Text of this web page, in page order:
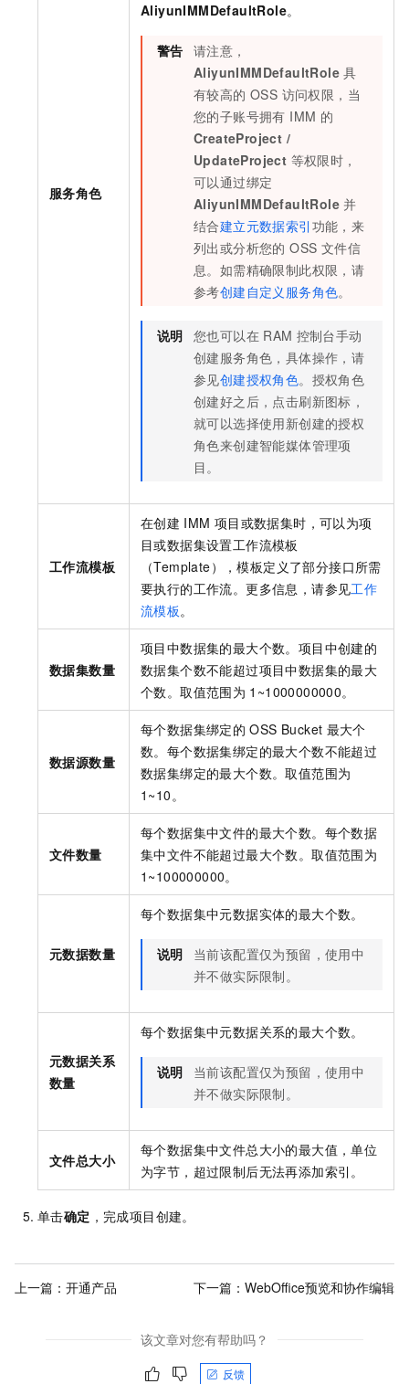
服务角色
AliyunIMMDefaultRole。
警告 请注意，
AliyunIMMDefaultRole 具
有较高的 OSS 访问权限，当
您的子账号拥有 IMM 的
CreateProject /
UpdateProject 等权限时，
可以通过绑定
AliyunIMMDefaultRole 并
结合建立元数据索引 功能，来
列出或分析您的 OSS 文件信
息。如需精确限制此权限，请
参考创建自定义服务角色。
说明 您也可以在 RAM 控制台手动
创建服务角色，具体操作，请
参见创建授权角色。授权角色
创建好之后，点击刷新图标，
就可以选择使用新创建的授权
角色来创建智能媒体管理项
目。
工作流模板
在创建 IMM 项目或数据集时，可以为项
目或数据集设置工作流模板
（Template），模板定义了部分接口所需
要执行的工作流。更多信息，请参见工作
流模板。
数据集数量
项目中数据集的最大个数。项目中创建的
数据集个数不能超过项目中数据集的最大
个数。取值范围为 1~1000000000。
数据源数量
每个数据集绑定的 OSS Bucket 最大个
数。每个数据集绑定的最大个数不能超过
数据集绑定的最大个数。取值范围为
1~10。
文件数量
每个数据集中文件的最大个数。每个数据
集中文件不能超过最大个数。取值范围为
1~100000000。
元数据数量
每个数据集中元数据实体的最大个数。
说明
当前该配置仅为预留，使用中
并不做实际限制。
元数据关系
数量
每个数据集中元数据关系的最大个数。
说明
当前该配置仅为预留，使用中
并不做实际限制。
文件总大小
每个数据集中文件总大小的最大值，单位
为字节，超过限制后无法再添加索引。
单击确定 ，完成项目创建。
上一篇： 开通产品 下一篇： WebOffice预览和协作编辑
该文章对您有帮助吗？
反馈